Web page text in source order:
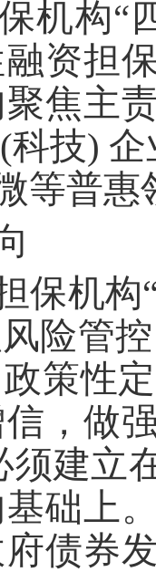
机构“
资担
焦主
技)
等普
保机构
险管
策性
，做
须建立
础上
债券